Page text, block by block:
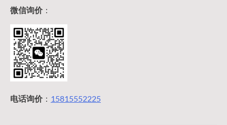
微信询价：
电话询价： 15815552225